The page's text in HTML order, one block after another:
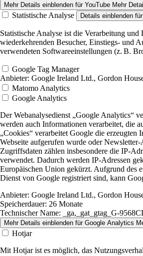
Mehr Details einblenden für YouTube Mehr
Statistische Analyse Details einblenden
Statistische Analyse ist die Verarbeitung
wiederkehrenden Besucher, Einstiegs- und
verwendeten Softwareeinstellungen (z. B.
Google Tag Manager
Anbieter: Google Ireland Ltd., Gordon
Matomo Analytics
Google Analytics
Der Webanalysedienst „Google Analytics“
werden auch Informationen verarbeitet, die
„Cookies“ verarbeitet Google die
Webseite aufgerufen wurde oder
Zugriffsdaten zählen insbesondere die IP-
verwendet. Dadurch werden IP-Adressen
Europäischen Union gekürzt. Aufgrund des
Dienst von Google registriert sind, kann
Anbieter: Google Ireland Ltd., Gordon
Speicherdauer: 26 Monate
Technischer Name: _ga,_gat_gtag_G-
Mehr Details einblenden für Google Analytics
Hotjar
Mit Hotjar ist es möglich, das